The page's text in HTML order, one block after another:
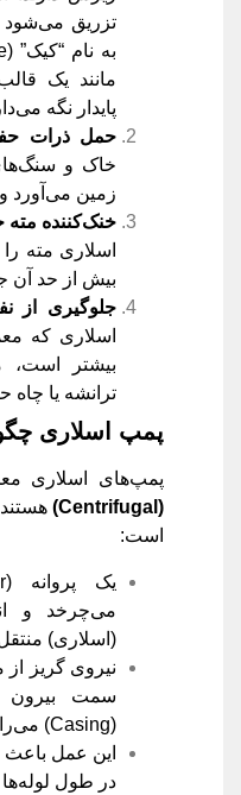
تزریق می‌شود و
مانند یک
پایدار نگه
حمل ذرات
خاک و
زمین می‌آورد و
خنک‌کننده مته
اسلاری مته
بیش از حد آن
جلوگیری از
اسلاری که
بیشتر است،
ترانشه یا
پمپ اسلاری
پمپ‌های اسلاری
(Centrifugal)
است:
می‌چرخد و
(اسلاری)
سمت بیرون
(Casing) می‌راند.
این عمل
در طول